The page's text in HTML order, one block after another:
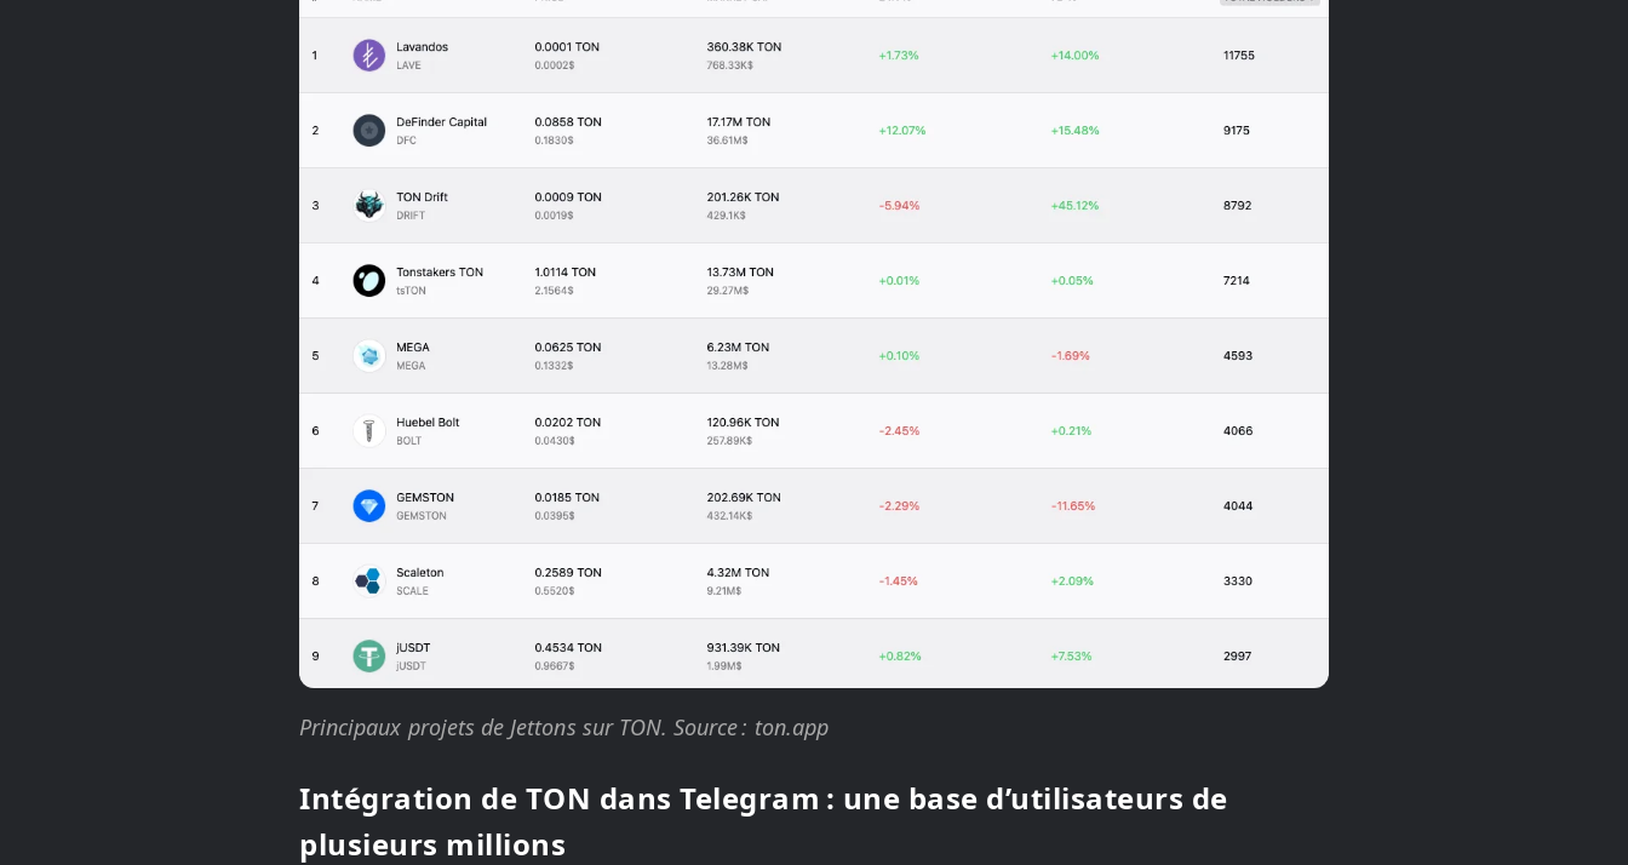
Principaux projets de Jettons sur TON. Source : ton.app
Intégration de TON dans Telegram : une base d’utilisateurs de
plusieurs millions